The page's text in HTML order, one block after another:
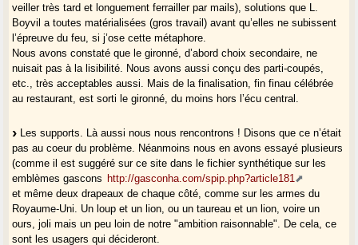
veiller très tard et longuement ferrailler par mails), solutions que L.
Boyvil a toutes matérialisées (gros travail) avant qu’elles ne subissent
l’épreuve du feu, si j’ose cette métaphore.
Nous avons constaté que le gironné, d’abord choix secondaire, ne
nuisait pas à la lisibilité. Nous avons aussi conçu des parti-coupés,
etc., très acceptables aussi. Mais de la finalisation, fin finau célébrée
au restaurant, est sorti le gironné, du moins hors l’écu central.
Les supports. Là aussi nous nous rencontrons ! Disons que ce n’était
pas au coeur du problème. Néanmoins nous en avons essayé plusieurs
(comme il est suggéré sur ce site dans le fichier synthétique sur les
emblèmes gascons http://gasconha.com/spip.php?article181
et même deux drapeaux de chaque côté, comme sur les armes du
Royaume-Uni. Un loup et un lion, ou un taureau et un lion, voire un
ours, joli mais un peu loin de notre "ambition raisonnable". De cela, ce
sont les usagers qui décideront.